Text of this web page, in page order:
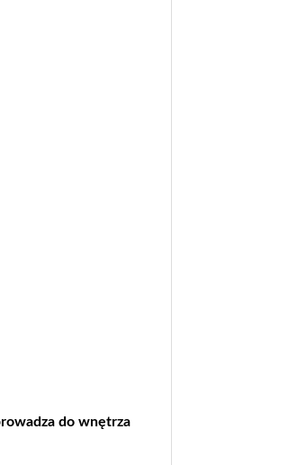
do wnętrza